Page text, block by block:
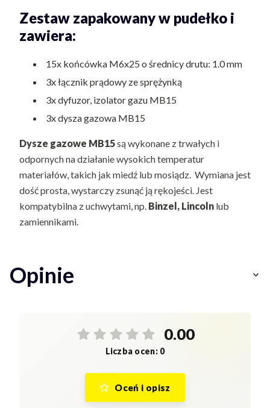
Zestaw zapakowany w pudełko i
zawiera:
15x końcówka M6x25 o średnicy drutu: 1.0 mm
3x łącznik prądowy ze sprężynką
3x dyfuzor, izolator gazu MB15
3x dysza gazowa MB15
Dysze gazowe MB15są wykonane z trwałych i
odpornych na działanie wysokich temperatur
materiałów, takich jak miedź lub mosiądz. Wymiana jest
dość prosta, wystarczy zsunąć ją rękojeści. Jest
kompatybilna z uchwytami, np. Binzel, Lincoln lub
zamiennikami.
Opinie
0.00
Liczba ocen: 0
Oceń i opisz